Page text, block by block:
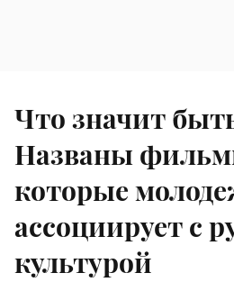
Что значит
Названы
которые
ассоциирует с
культурой